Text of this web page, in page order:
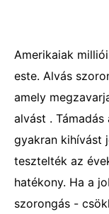
Amerikaiak
este. Alvás
amely
alvást .
gyakran kihívást
tesztelték az
hatékony. Ha a
szorongás -